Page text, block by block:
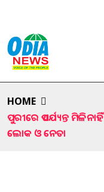
HOME
ପୁରୀରେ ଏପର୍ଯ୍ୟନ୍ତ
ଲୋକ ଓ ନେତା